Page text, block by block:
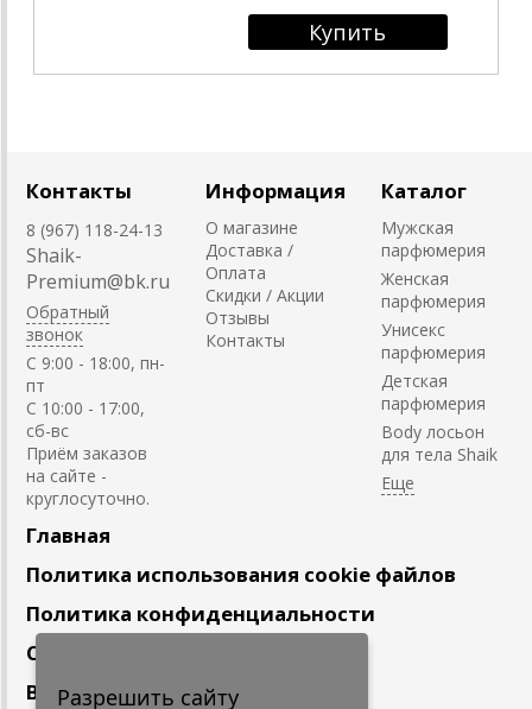
Контакты
8 (967) 118-24-13
Shaik-
Premium@bk.ru
Обратный
звонок
C 9:00 - 18:00, пн-
пт
С 10:00 - 17:00,
сб-вс
Приём заказов
на сайте -
круглосуточно.
Информация
О магазине
Доставка /
Оплата
Скидки / Акции
Отзывы
Контакты
Каталог
Мужская
парфюмерия
Женская
парфюмерия
Унисекс
парфюмерия
Детская
парфюмерия
Body лосьон
для тела Shaik
Главная
Политика использования cookie файлов
Политика конфиденциальности
Сотрудничество
Вакансии
Разрешить сайту